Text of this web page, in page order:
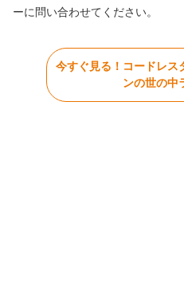
ーに問い合わせてください。
今すぐ見る！コードレス
ンの世の中